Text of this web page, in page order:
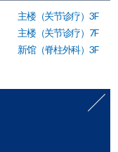
主楼（关节诊疗）3F
主楼（关节诊疗）7F
新馆（脊柱外科）3F